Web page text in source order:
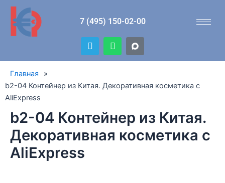
Перейти
содержимому
7 (495) 150-02-00
T
e
l
r
W
h
a
a
Главная
»
b2-04 Контейнер из Китая. Декоративная косметика с
AliExpress
b2-04 Контейнер из Китая.
Декоративная косметика с
AliExpress